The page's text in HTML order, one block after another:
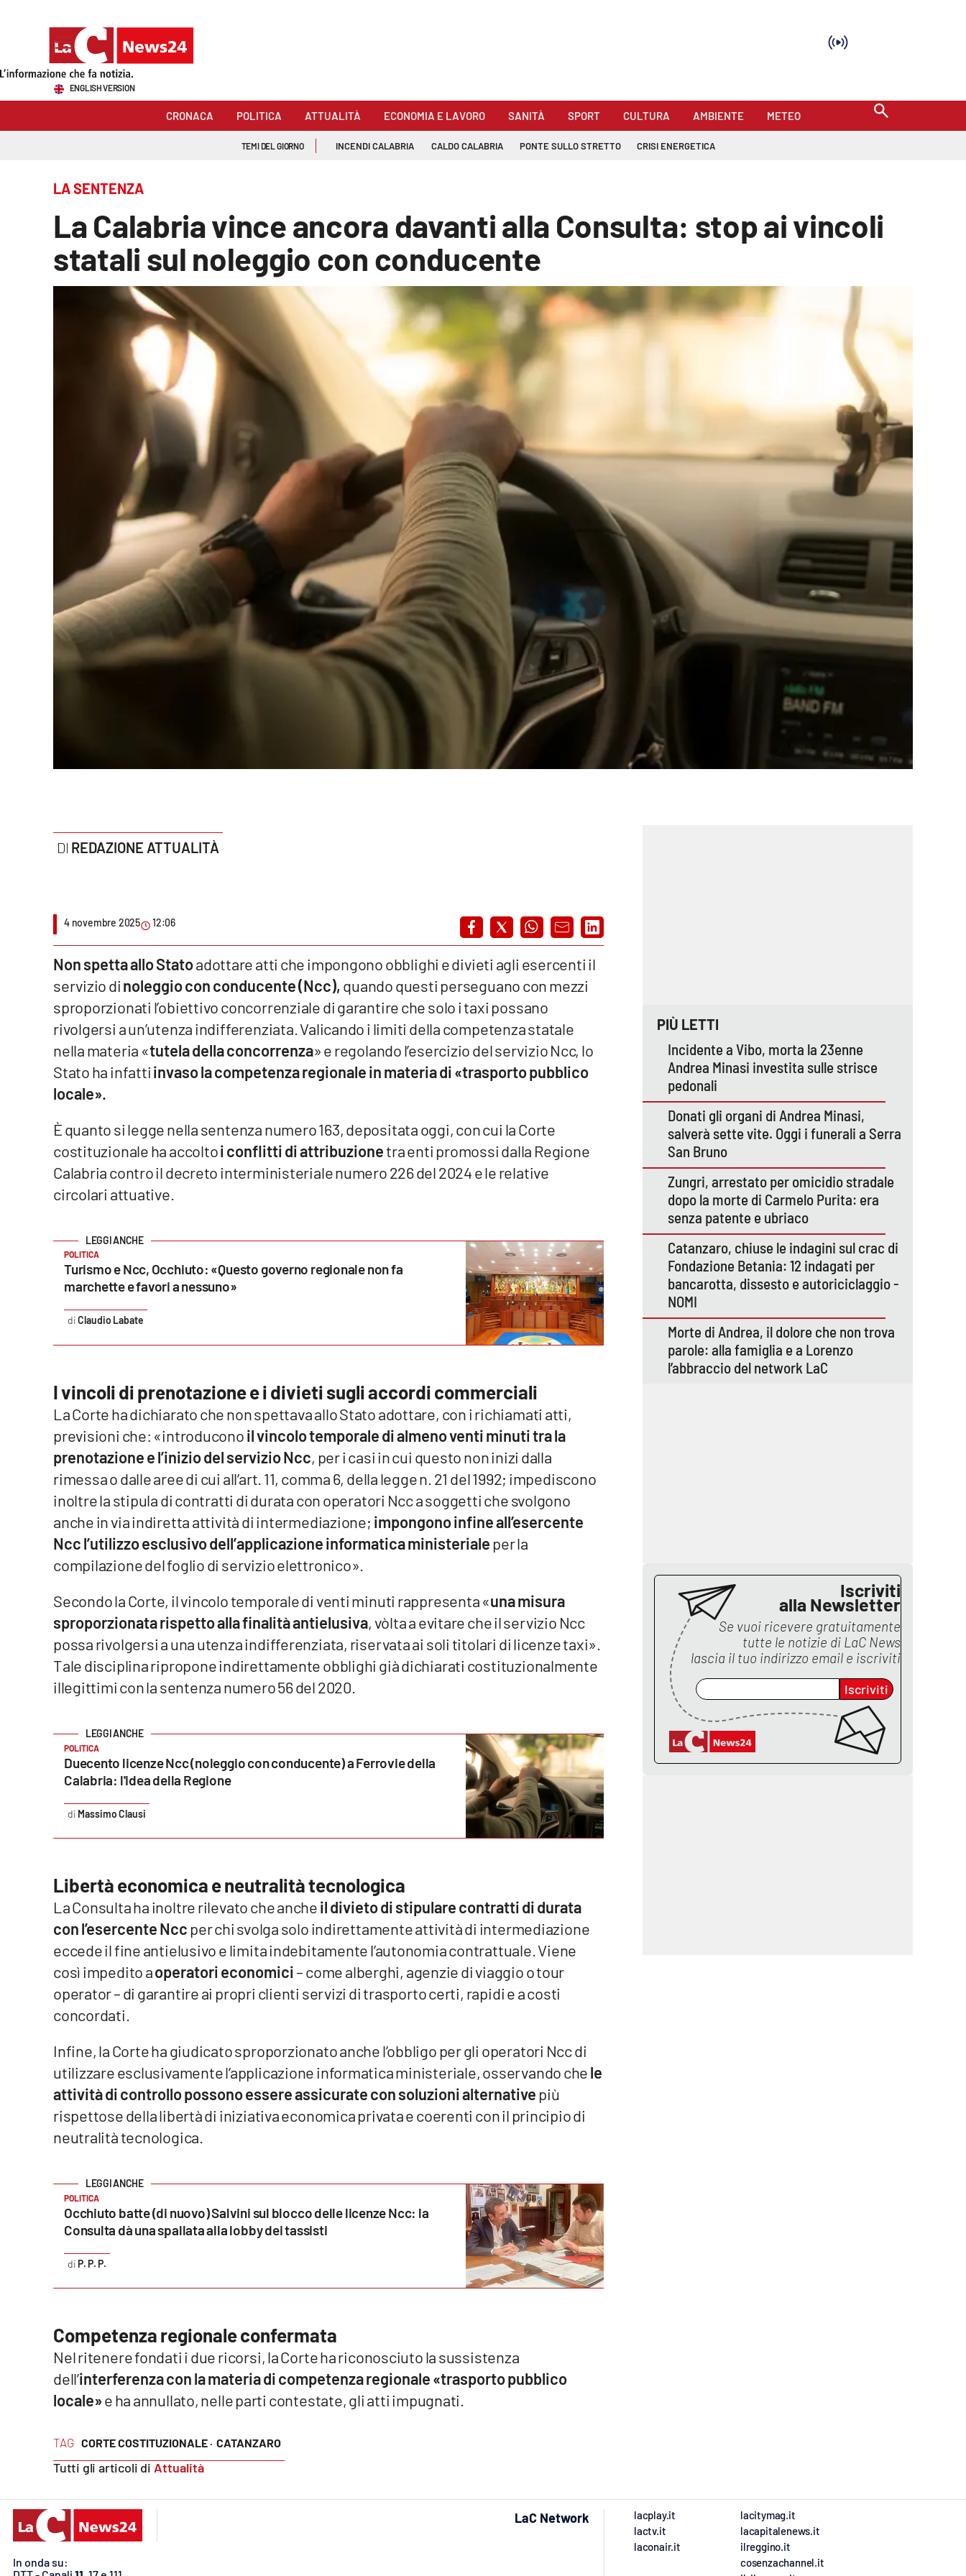
Sezioni
Economia e lavoro
Economia e Lavoro
Parchi Marini Calabria
Imprese Di Calabria
Venti di comunicazione
Streaming
LaC Network
Lamezia Terme
Buona Sanità Calabria
Calabriavisione
Destinazioni
Lacitymag.it
Ilvibonese.it
Catanzarochannel.it
ENGLISH VERSION
CRONACA POLITICA ATTUALITÀ ECONOMIA E LAVORO SANITÀ SPORT CULTURA AMBIENTE METEO
TEMI DEL GIORNO INCENDI CALABRIA CALDO CALABRIA PONTE SULLO STRETTO CRISI ENERGETICA
LA SENTENZA
La Calabria vince ancora davanti alla Consulta: stop ai vincoli
statali sul noleggio con conducente
REDAZIONE ATTUALITÀ
4 novembre 2025 12:06
TAG CORTE COSTITUZIONALE · CATANZARO
Tutti gli articoli di Attualità
Non spetta allo Statoadottare atti che impongono obblighi e divieti agli esercenti il
servizio dinoleggio con conducente (Ncc),quando questi perseguano con mezzi
sproporzionati l’obiettivo concorrenziale di garantire che solo i taxi possano
rivolgersi a un’utenza indifferenziata. Valicando i limiti della competenza statale
nella materia «tutela della concorrenza» e regolando l’esercizio del servizio Ncc, lo
Stato ha infattiinvaso la competenza regionale in materia di «trasporto pubblico
locale».
È quanto si legge nella sentenza numero 163, depositata oggi, con cui la Corte
costituzionale ha accoltoi conflitti di attribuzionetra enti promossi dalla Regione
Calabria contro il decreto interministeriale numero 226 del 2024 e le relative
circolari attuative.
POLITICA
Turismo e Ncc, Occhiuto: «Questo governo regionale non fa
marchette e favori a nessuno»
Claudio Labate
I vincoli di prenotazione e i divieti sugli accordi commerciali
La Corte ha dichiarato che non spettava allo Stato adottare, con i richiamati atti,
previsioni che: «introduconoil vincolo temporale di almeno venti minuti tra la
prenotazione e l’inizio del servizio Ncc, per i casi in cui questo non inizi dalla
rimessa o dalle aree di cui all’art. 11, comma 6, della legge n. 21 del 1992; impediscono
inoltre la stipula di contratti di durata con operatori Ncc a soggetti che svolgono
anche in via indiretta attività di intermediazione; impongono infine all’esercente
Ncc l’utilizzo esclusivo dell’applicazione informatica ministeriale per la
compilazione del foglio di servizio elettronico».
Secondo la Corte, il vincolo temporale di venti minuti rappresenta «una misura
sproporzionata rispetto alla finalità antielusiva, vòlta a evitare che il servizio Ncc
possa rivolgersi a una utenza indifferenziata, riservata ai soli titolari di licenze taxi».
Tale disciplina ripropone indirettamente obblighi già dichiarati costituzionalmente
illegittimi con la sentenza numero 56 del 2020.
POLITICA
Duecento licenze Ncc (noleggio con conducente) a Ferrovie della
Calabria: l'idea della Regione
Massimo Clausi
Libertà economica e neutralità tecnologica
La Consulta ha inoltre rilevato che ancheil divieto di stipulare contratti di durata
con l’esercente Ncc per chi svolga solo indirettamente attività di intermediazione
eccede il fine antielusivo e limita indebitamente l’autonomia contrattuale. Viene
così impedito aoperatori economici– come alberghi, agenzie di viaggio o tour
operator – di garantire ai propri clienti servizi di trasporto certi, rapidi e a costi
concordati.
Infine, la Corte ha giudicato sproporzionato anche l’obbligo per gli operatori Ncc di
utilizzare esclusivamente l’applicazione informatica ministeriale, osservando chele
attività di controllo possono essere assicurate con soluzioni alternative più
rispettose della libertà di iniziativa economica privata e coerenti con il principio di
neutralità tecnologica.
POLITICA
Occhiuto batte (di nuovo) Salvini sul blocco delle licenze Ncc: la
Consulta dà una spallata alla lobby dei tassisti
P. P. P.
Competenza regionale confermata
Nel ritenere fondati i due ricorsi, la Corte ha riconosciuto la sussistenza
dell’interferenza con la materia di competenza regionale «trasporto pubblico
locale»e ha annullato, nelle parti contestate, gli atti impugnati.
PIÙ LETTI
Incidente a Vibo, morta la 23enne
Andrea Minasi investita sulle strisce
pedonali
Donati gli organi di Andrea Minasi,
salverà sette vite. Oggi i funerali a Serra
San Bruno
Zungri, arrestato per omicidio stradale
dopo la morte di Carmelo Purita: era
senza patente e ubriaco
Catanzaro, chiuse le indagini sul crac di
Fondazione Betania: 12 indagati per
bancarotta, dissesto e autoriciclaggio -
NOMI
Morte di Andrea, il dolore che non trova
parole: alla famiglia e a Lorenzo
l’abbraccio del network LaC
Iscriviti
alla Newsletter
Se vuoi ricevere gratuitamente
tutte le notizie di LaC News
lascia il tuo indirizzo email e iscriviti
Iscriviti
In onda su:
LaC Network
lacplay.it
lactv.it
laconair.it
lacitymag.it
lacapitalenews.it
ilreggino.it
cosenzachannel.it